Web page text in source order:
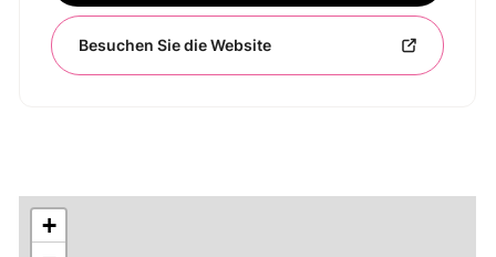
Besuchen Sie die Website
+